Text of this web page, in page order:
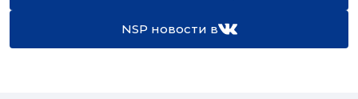
NSP новости в